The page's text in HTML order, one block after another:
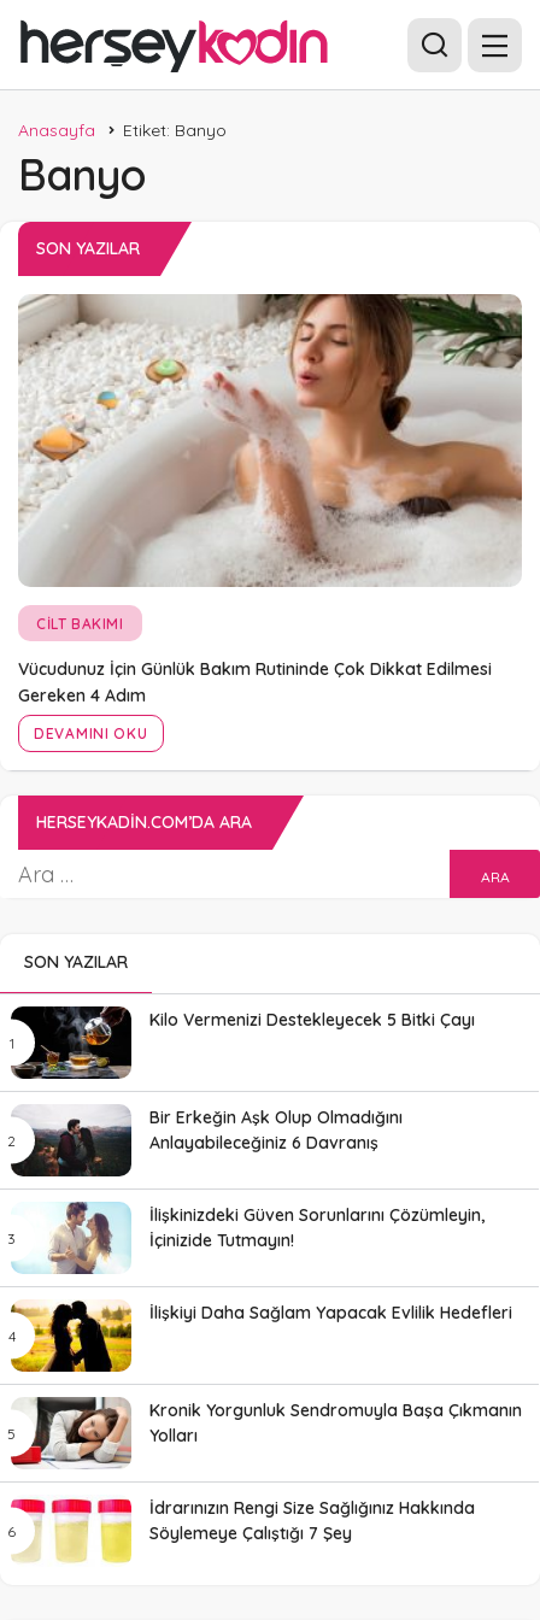
Anasayfa Etiket: Banyo
Banyo
SON YAZILAR
CILT BAKIMI
Vücudunuz İçin Günlük Bakım Rutininde Çok Dikkat Edilmesi
Gereken 4 Adım
DEVAMINI OKU
HERSEYKADIN.COM’DA ARA
SON YAZILAR
Kilo Vermenizi Destekleyecek 5 Bitki Çayı
Bir Erkeğin Aşk Olup Olmadığını
Anlayabileceğiniz 6 Davranış
İlişkinizdeki Güven Sorunlarını Çözümleyin,
İçinizide Tutmayın!
İlişkiyi Daha Sağlam Yapacak Evlilik Hedefleri
Kronik Yorgunluk Sendromuyla Başa Çıkmanın
Yolları
İdrarınızın Rengi Size Sağlığınız Hakkında
Söylemeye Çalıştığı 7 Şey